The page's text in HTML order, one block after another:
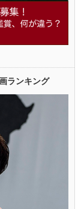
ランキング